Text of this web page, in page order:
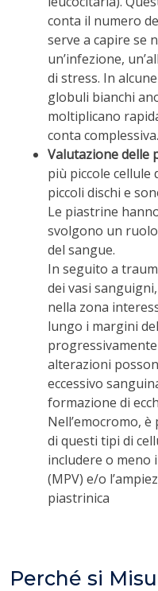
conta il numero
serve a capire se
un’infezione,
di stress. In
globuli bianchi
moltiplicano
conta complessiva.
Valutazione delle
più piccole cellule
piccoli dischi e
Le piastrine
svolgono un
del sangue.
In seguito a
dei vasi
nella zona
lungo i margini
alterazioni
eccessivo
formazione di
Nell’emocromo,
di questi tipi di
includere o meno
(MPV) e/o
piastrinica
Perché si